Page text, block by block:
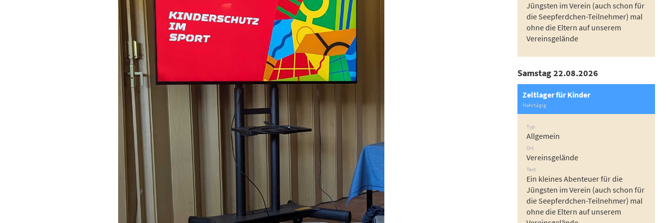
Jüngsten im Verein (auch schon für
die Seepferdchen-Teilnehmer) mal
ohne die Eltern auf unserem
Vereinsgelände
Samstag 22.08.2026
Zeltlager für Kinder
Mehrtägig
Typ
Allgemein
Ort
Vereinsgelände
Text
Ein kleines Abenteuer für die
Jüngsten im Verein (auch schon für
die Seepferdchen-Teilnehmer) mal
ohne die Eltern auf unserem